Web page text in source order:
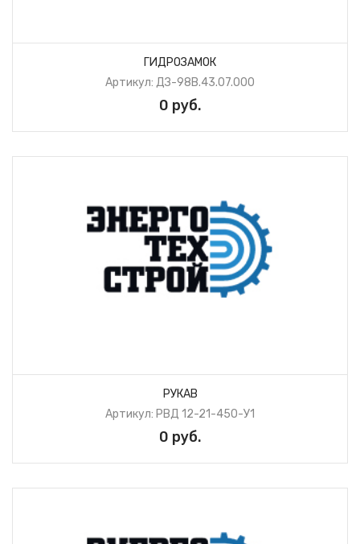
ГИДРОЗАМОК
Артикул: ДЗ-98В.43.07.000
0 руб.
РУКАВ
Артикул: РВД 12-21-450-У1
0 руб.